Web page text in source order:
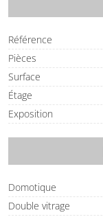
Référence
Pièces
Surface
Étage
Exposition
Domotique
Double vitrage